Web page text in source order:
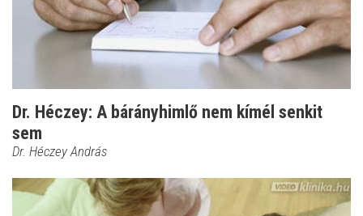
Dr. Héczey: A bárányhimlő nem kímél senkit
sem
Dr. Héczey András